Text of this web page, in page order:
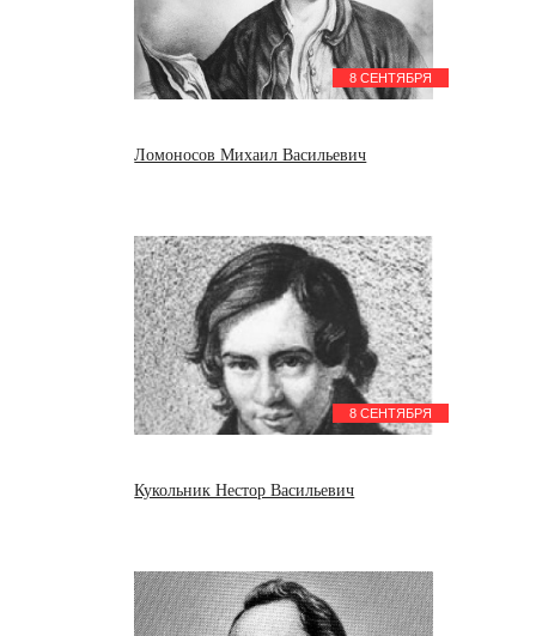
8 СЕНТЯБРЯ
Ломоносов Михаил Васильевич
8 СЕНТЯБРЯ
Кукольник Нестор Васильевич